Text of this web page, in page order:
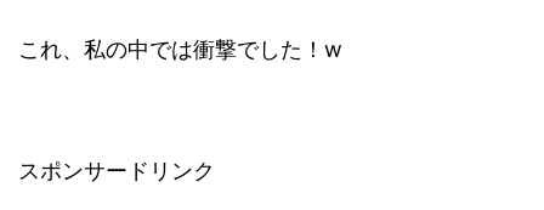
これ、私の中では衝撃でした！w
スポンサードリンク